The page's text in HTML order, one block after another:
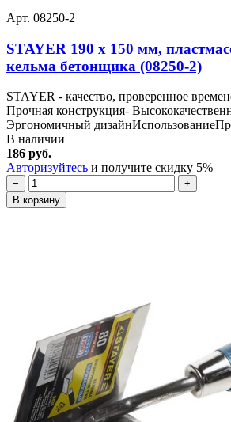
Арт. 08250-2
STAYER 190 x 150 мм,
кельма бетонщика (08250-2)
STAYER - качество, проверенное
Прочная конструкция-
Эргономичный
В наличии
186 руб.
Авторизуйтесь и получите скидку 5%
−
+
В корзину